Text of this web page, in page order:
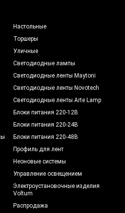
Настольные
Торшеры
Уличные
Светодиодные лампы
Светодиодные ленты Maytoni
Светодиодные ленты Novotech
Светодиодные ленты Arte Lamp
Блоки питания 220-12В
Блоки питания 220-24В
Блоки питания 220-48В
Профиль для лент
Неоновые системы
Управление освещением
Электроустановочные изделия
Voltum
Распродажа